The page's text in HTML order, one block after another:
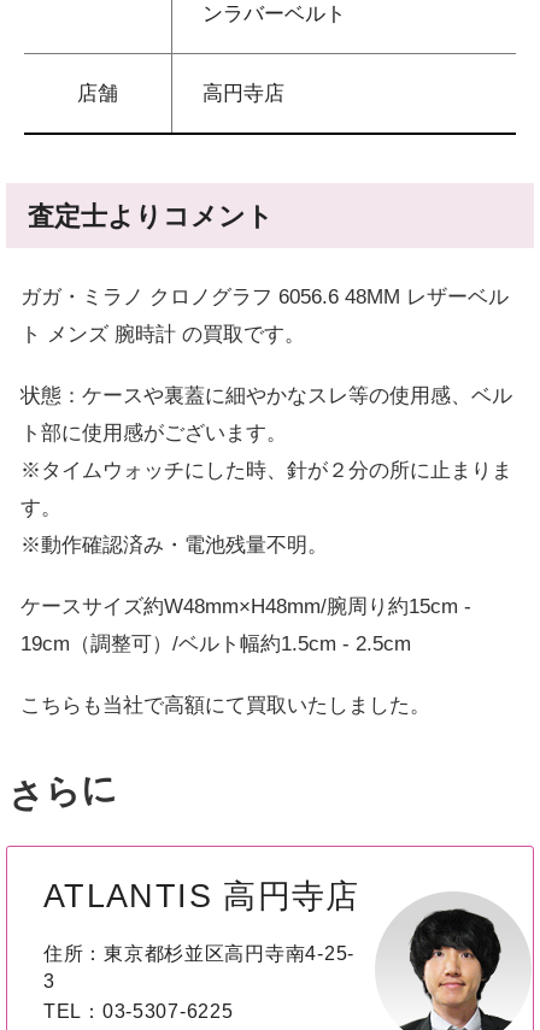
ンラバーベルト
店舗 高円寺店
査定士よりコメント
ガガ・ミラノ クロノグラフ 6056.6 48MM レザーベル
ト メンズ 腕時計 の買取です。
状態：ケースや裏蓋に細やかなスレ等の使用感、ベル
ト部に使用感がございます。
※タイムウォッチにした時、針が２分の所に止まりま
す。
※動作確認済み・電池残量不明。
ケースサイズ約W48mm×H48mm/腕周り約15cm -
19cm（調整可）/ベルト幅約1.5cm - 2.5cm
こちらも当社で高額にて買取いたしました。
ATLANTIS 高円寺店
住所：東京都杉並区高円寺南4-25-
3
TEL：03-5307-6225
さらに